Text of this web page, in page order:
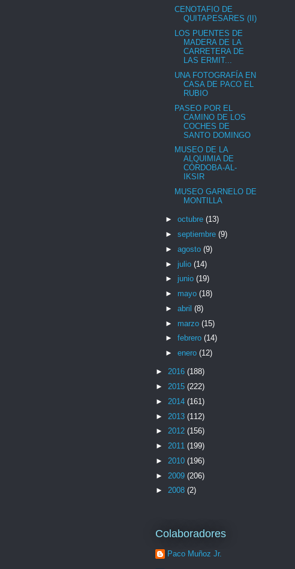
CENOTAFIO DE
QUITAPESARES (II)
LOS PUENTES DE
MADERA DE LA
CARRETERA DE
LAS ERMIT...
UNA FOTOGRAFÍA EN
CASA DE PACO EL
RUBIO
PASEO POR EL
CAMINO DE LOS
COCHES DE
SANTO DOMINGO
MUSEO DE LA
ALQUIMIA DE
CÓRDOBA-AL-
IKSIR
MUSEO GARNELO DE
MONTILLA
► octubre (13)
► septiembre (9)
► agosto (9)
► julio (14)
► junio (19)
► mayo (18)
► abril (8)
► marzo (15)
► febrero (14)
► enero (12)
► 2016 (188)
► 2015 (222)
► 2014 (161)
► 2013 (112)
► 2012 (156)
► 2011 (199)
► 2010 (196)
► 2009 (206)
► 2008 (2)
Colaboradores
Paco Muñoz Jr.